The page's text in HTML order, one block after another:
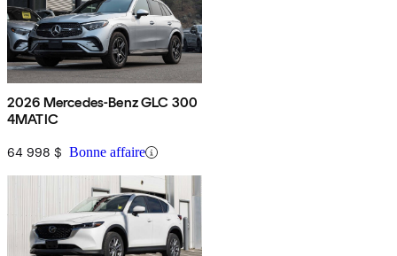
2026 Mercedes-Benz GLC 300
4MATIC
64 998 $ Bonne affaire